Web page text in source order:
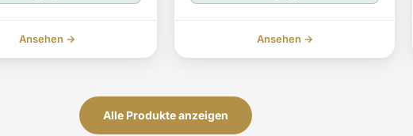
Ansehen →
149,00 €
144,90 €.
Ansehen →
Alle Produkte anzeigen